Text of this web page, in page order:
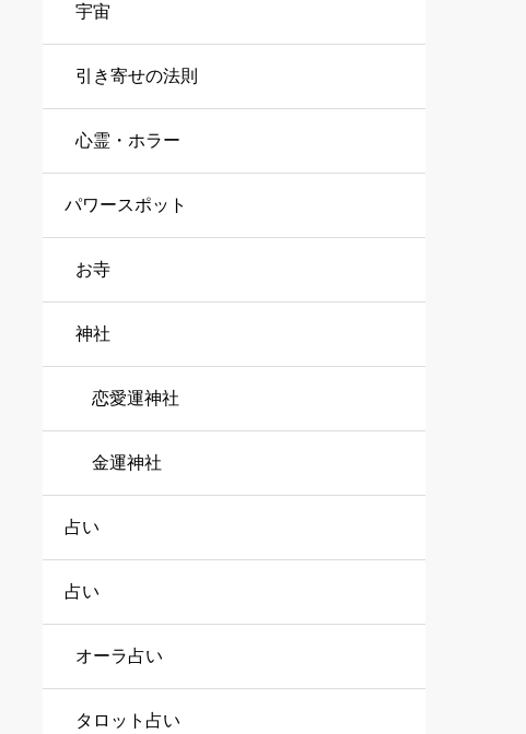
宇宙
引き寄せの法則
心霊・ホラー
パワースポット
お寺
神社
恋愛運神社
金運神社
占い
占い
オーラ占い
タロット占い